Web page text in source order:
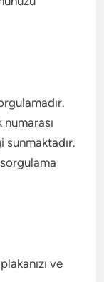
sunmaktadır.
ve